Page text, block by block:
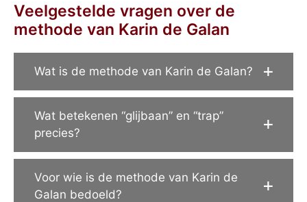
Veelgestelde vragen over de
methode van Karin de Galan
Wat is de methode van Karin de Galan?
Wat betekenen “glijbaan” en “trap”
precies?
Voor wie is de methode van Karin de
Galan bedoeld?